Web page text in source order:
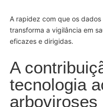
A rapidez com que os
transforma a vigilância em
eficazes e dirigidas.
A
tecnologia
arboviroses